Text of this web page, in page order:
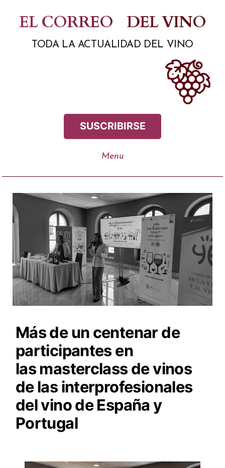
contenido
EL CORREO DEL VINO
TODA LA ACTUALIDAD DEL VINO
SUSCRIBIRSE
Más de un centenar de
participantes en
las masterclass de vinos
de las interprofesionales
del vino de España y
Portugal